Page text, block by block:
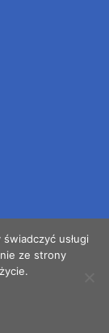
/ studio graficzne
usługi
ze strony